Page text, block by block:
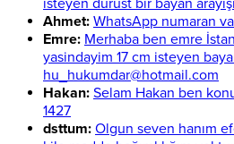
isteyen dürüst bir bayan
Ahmet: WhatsApp numaran
Emre: Merhaba ben emre
yasindayim 17 cm isteyen
hu_hukumdar@hotmail.com
Hakan: Selam Hakan ben
1427
dsttum: Olgun seven hanım